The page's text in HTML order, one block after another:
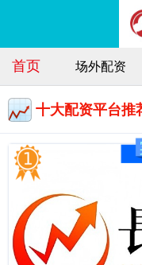
首页 场外配资
十大配资平台推